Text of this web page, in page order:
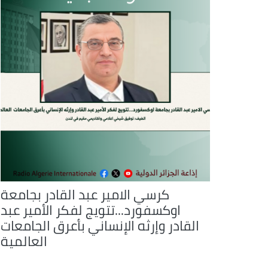
كرسي الامير عبد القادر بجامعة
اوكسفورد...تتويج لفكر الأمير عبد
القادر وإرثه الإنساني بأعرق الجامعات
العالمية